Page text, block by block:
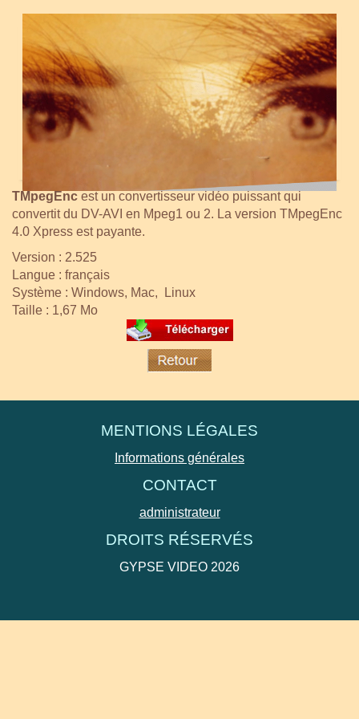
TMpegEnc est un convertisseur vidéo puissant qui
convertit du DV-AVI en Mpeg1 ou 2. La version TMpegEnc
4.0 Xpress est payante.
Version : 2.525
Langue : français
Système : Windows, Mac, Linux
Taille : 1,67 Mo
MENTIONS LÉGALES
Informations générales
CONTACT
administrateur
DROITS RÉSERVÉS
GYPSE VIDEO 2026